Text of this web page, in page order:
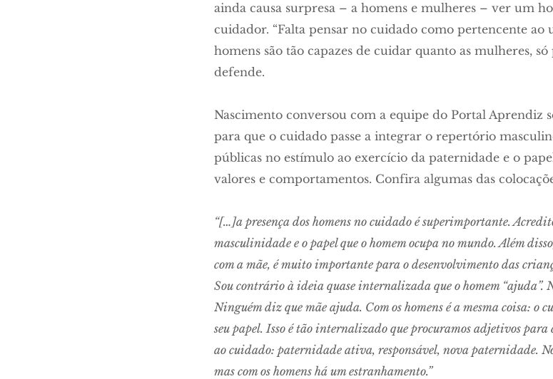
ainda causa surpresa – a homens e mulheres – ver um
cuidador. “Falta pensar no cuidado como pertencente ao
homens são tão capazes de cuidar quanto as mulheres, só
defende.
Nascimento conversou com a equipe do Portal Aprendiz
para que o cuidado passe a integrar o repertório
públicas no estímulo ao exercício da paternidade e o
valores e comportamentos. Confira algumas das
“[…]a presença dos homens no cuidado é superimportante.
masculinidade e o papel que o homem ocupa no mundo. Além
com a mãe, é muito importante para o desenvolvimento das
Sou contrário à ideia quase internalizada que o homem “ajuda”.
Ninguém diz que mãe ajuda. Com os homens é a mesma coisa: o
seu papel. Isso é tão internalizado que procuramos adjetivos
ao cuidado: paternidade ativa, responsável, nova paternidade.
mas com os homens há um estranhamento.”